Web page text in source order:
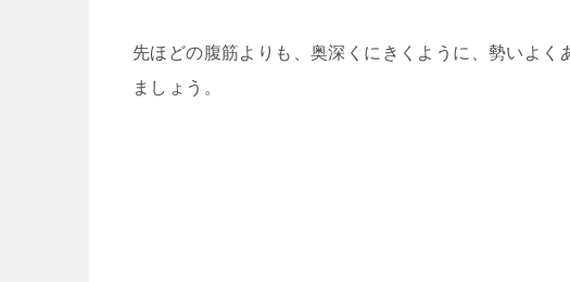
先ほどの腹筋よりも、奥深くにきくように、勢いよ
ましょう。